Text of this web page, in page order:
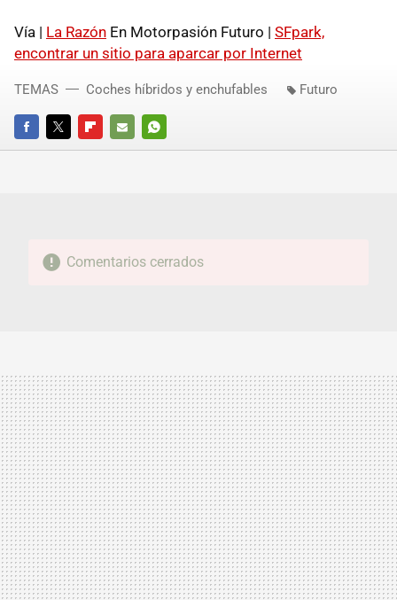
Vía | La Razón En Motorpasión Futuro | SFpark,
encontrar un sitio para aparcar por Internet
FACEBOOKTWITTERFLIPBOARD
E-
WHATSAPP
TEMAS Coches híbridos y enchufables Futuro
Comentarios cerrados